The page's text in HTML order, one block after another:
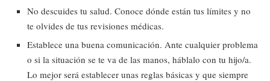
No descuides tu salud. Conoce dónde están tus límites y no
te olvides de tus revisiones médicas.
Establece una buena comunicación. Ante cualquier problema
o si la situación se te va de las manos, háblalo con tu hijo/a.
Lo mejor será establecer unas reglas básicas y que siempre